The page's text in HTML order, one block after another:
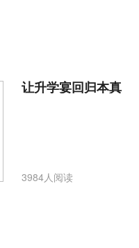
让升学宴回归本真
3984人阅读